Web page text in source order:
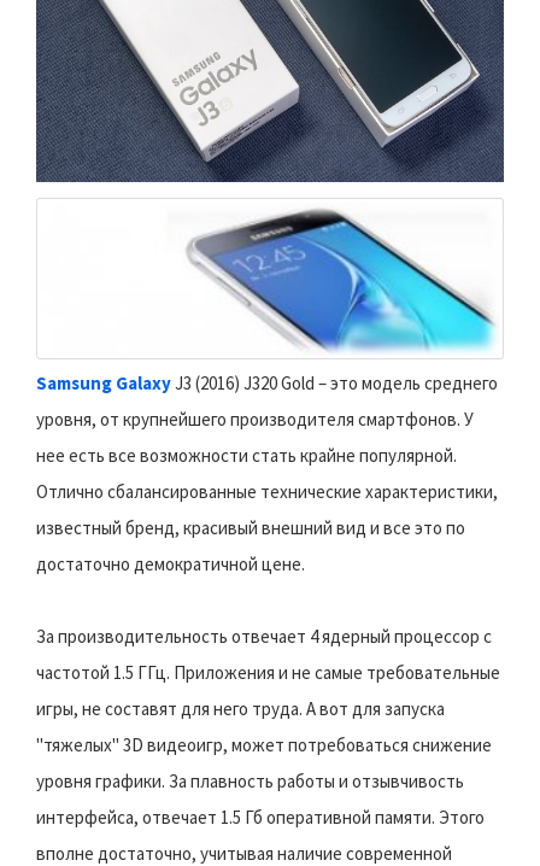
Samsung GalaxyJ3 (2016) J320 Gold – это модель среднего
уровня, от крупнейшего производителя смартфонов. У
нее есть все возможности стать крайне популярной.
Отлично сбалансированные технические характеристики,
известный бренд, красивый внешний вид и все это по
достаточно демократичной цене.
За производительность отвечает 4 ядерный процессор с
частотой 1.5 ГГц. Приложения и не самые требовательные
игры, не составят для него труда. А вот для запуска
"тяжелых" 3D видеоигр, может потребоваться снижение
уровня графики. За плавность работы и отзывчивость
интерфейса, отвечает 1.5 Гб оперативной памяти. Этого
вполне достаточно, учитывая наличие современной